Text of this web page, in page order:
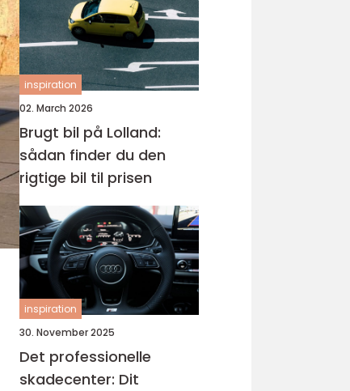
inspiration
02. March 2026
Brugt bil på Lolland:
sådan finder du den
rigtige bil til prisen
inspiration
30. November 2025
Det professionelle
skadecenter: Dit